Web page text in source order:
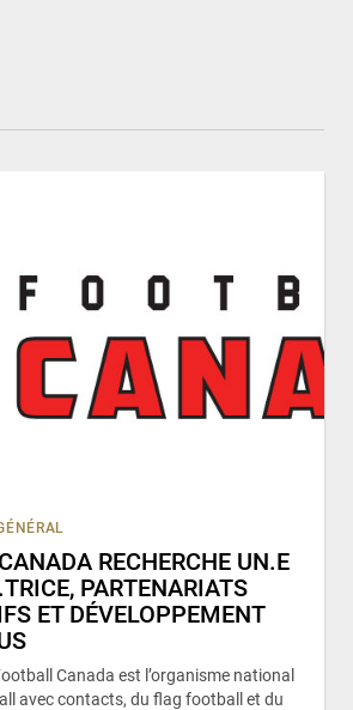
RECHERCHE UN.E
PARTENARIATS
ET DÉVELOPPEMENT
Canada est l’organisme national
avec contacts, du flag football et du